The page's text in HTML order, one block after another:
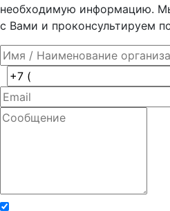
необходимую информацию.
с Вами и проконсультируем